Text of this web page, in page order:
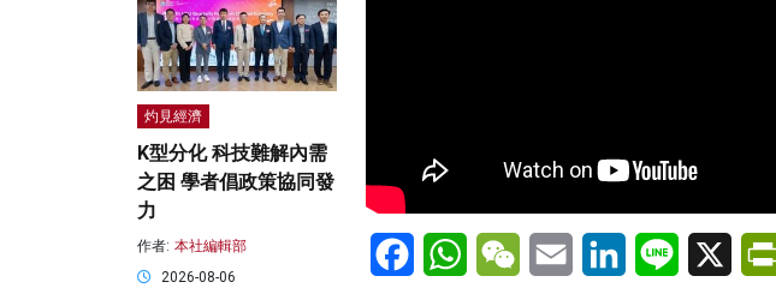
FacebookWhatsAppWeChatEmail LinkedInLine X
灼見經濟
K型分化 科技難解內需
之困 學者倡政策協同發
力
作者: 本社編輯部
2026-08-06